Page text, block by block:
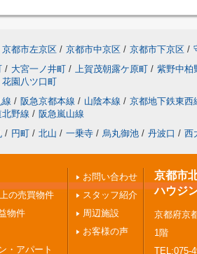
京都市左京区 / 京都市中京区 / 京都市下京区 /
/ 大宮一ノ井町 / 上賀茂朝露ケ原町 / 紫野中柏
花園八ツ口町
/ 阪急京都本線 / 山陰本線 / 京都地下鉄東西
野線 / 阪急嵐山線
/ 円町 / 北山 / 一乗寺 / 烏丸御池 / 丹波口 / 西
の売買物件
物件
・アパート
お問い合わせ
スタッフ紹介
周辺施設
お客様の声
京都市
ハウジ
京都府京
1階
TEL:075-